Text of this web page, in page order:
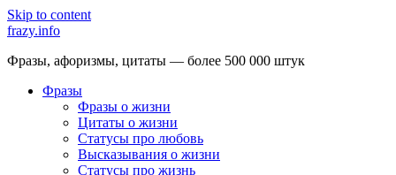
Skip to content
frazy.info
Фразы, афоризмы, цитаты — более 500 000 штук
Фразы
Фразы о жизни
Цитаты о жизни
Статусы про любовь
Высказывания о жизни
Статусы про жизнь